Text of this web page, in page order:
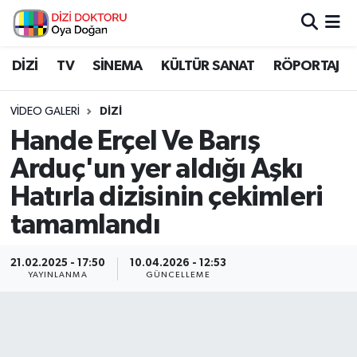
DİZİ TV SİNEMA KÜLTÜR SANAT RÖPORTAJ
VIDEO GALERI DIZI
Hande Erçel Ve Barış
Arduç'un yer aldığı Aşkı
Hatırla dizisinin çekimleri
tamamlandı
21.02.2025 - 17:50
YAYINLANMA
10.04.2026 - 12:53
GÜNCELLEME
İstanbul Nöbetçi Eczaneler
İstanbul Namaz Vakitleri
İstanbul Trafik Yoğunluk Haritası
Süper Lig Puan Durumu ve Fikstür
Tüm Manşetler